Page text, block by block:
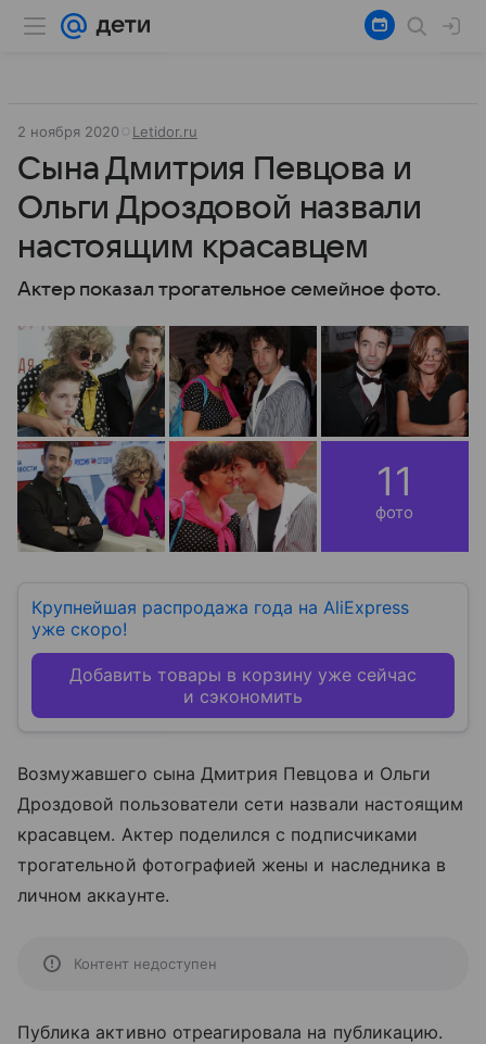
2 ноября 2020 Letidor.ru
Сына Дмитрия Певцова и
Ольги Дроздовой назвали
настоящим красавцем
Актер показал трогательное семейное фото.
11
фото
Крупнейшая распродажа года на AliExpress
уже скоро!
Добавить товары в корзину уже сейчас
и сэкономить
Возмужавшего сына Дмитрия Певцова и Ольги
Дроздовой пользователи сети назвали настоящим
красавцем. Актер поделился с подписчиками
трогательной фотографией жены и наследника в
личном аккаунте.
Контент недоступен
Публика активно отреагировала на публикацию.